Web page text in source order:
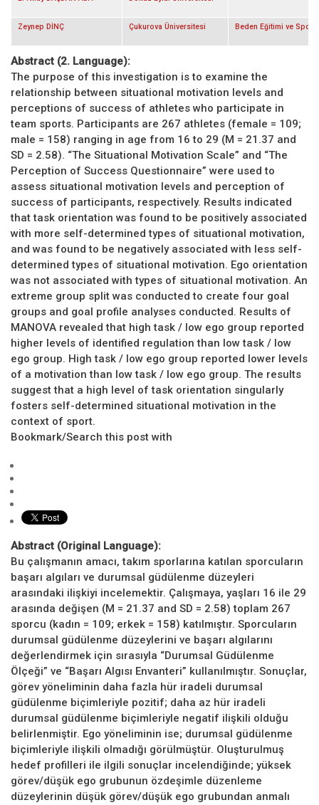
Zeynep DİNÇ Çukurova Üniversitesi Beden Eğitimi ve Spor
Abstract (2. Language):
The purpose of this investigation is to examine the
relationship between situational motivation levels and
perceptions of success of athletes who participate in
team sports. Participants are 267 athletes (female = 109;
male = 158) ranging in age from 16 to 29 (M = 21.37 and
SD = 2.58). “The Situational Motivation Scale” and “The
Perception of Success Questionnaire” were used to
assess situational motivation levels and perception of
success of participants, respectively. Results indicated
that task orientation was found to be positively associated
with more self-determined types of situational motivation,
and was found to be negatively associated with less self-
determined types of situational motivation. Ego orientation
was not associated with types of situational motivation. An
extreme group split was conducted to create four goal
groups and goal profile analyses conducted. Results of
MANOVA revealed that high task / low ego group reported
higher levels of identified regulation than low task / low
ego group. High task / low ego group reported lower levels
of a motivation than low task / low ego group. The results
suggest that a high level of task orientation singularly
fosters self-determined situational motivation in the
context of sport.
Bookmark/Search this post with
Abstract (Original Language):
Bu çalışmanın amacı, takım sporlarına katılan sporcuların
başarı algıları ve durumsal güdülenme düzeyleri
arasındaki ilişkiyi incelemektir. Çalışmaya, yaşları 16 ile 29
arasında değişen (M = 21.37 and SD = 2.58) toplam 267
sporcu (kadın = 109; erkek = 158) katılmıştır. Sporcuların
durumsal güdülenme düzeylerini ve başarı algılarını
değerlendirmek için sırasıyla “Durumsal Güdülenme
Ölçeği” ve “Başarı Algısı Envanteri” kullanılmıştır. Sonuçlar,
görev yöneliminin daha fazla hür iradeli durumsal
güdülenme biçimleriyle pozitif; daha az hür iradeli
durumsal güdülenme biçimleriyle negatif ilişkili olduğu
belirlenmiştir. Ego yöneliminin ise; durumsal güdülenme
biçimleriyle ilişkili olmadığı görülmüştür. Oluşturulmuş
hedef profilleri ile ilgili sonuçlar incelendiğinde; yüksek
görev/düşük ego grubunun özdeşimle düzenleme
düzeylerinin düşük görev/düşük ego grubundan anmalı